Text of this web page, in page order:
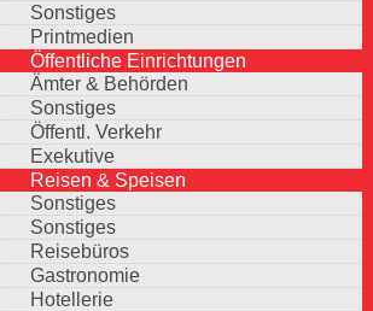
Sonstiges
Printmedien
Öffentliche Einrichtungen
Ämter & Behörden
Sonstiges
Öffentl. Verkehr
Exekutive
Reisen & Speisen
Sonstiges
Sonstiges
Reisebüros
Gastronomie
Hotellerie